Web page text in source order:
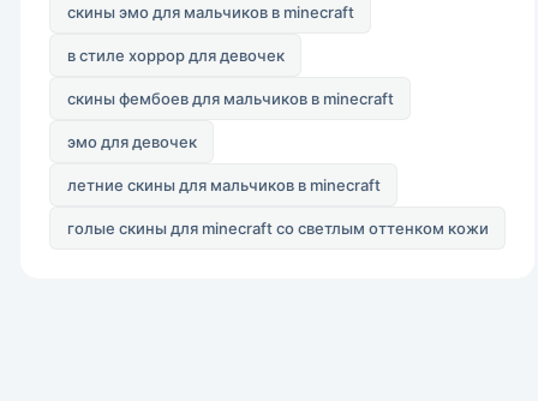
скины эмо для мальчиков в minecraft
в стиле хоррор для девочек
скины фембоев для мальчиков в minecraft
эмо для девочек
летние скины для мальчиков в minecraft
голые скины для minecraft со светлым оттенком кожи